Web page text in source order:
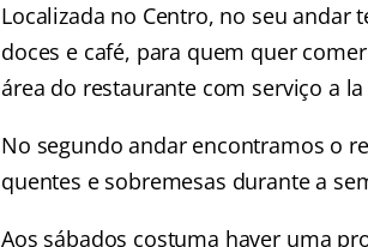
Localizada no Centro, no seu andar
doces e café, para quem quer
área do restaurante com serviço a la
No segundo andar encontramos o
quentes e sobremesas durante a
Aos sábados costuma haver uma